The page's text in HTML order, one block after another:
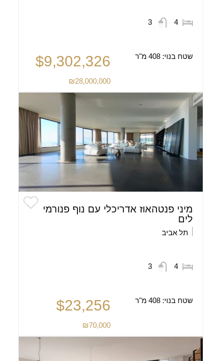
4
3
שטח בנוי:408 מ"ר $9,302,326
₪28,000,000
מיני פנטהאוז אדריכלי עם נוף פנורמי
לים
תל אביב
4
3
שטח בנוי:408 מ"ר $23,256
₪70,000